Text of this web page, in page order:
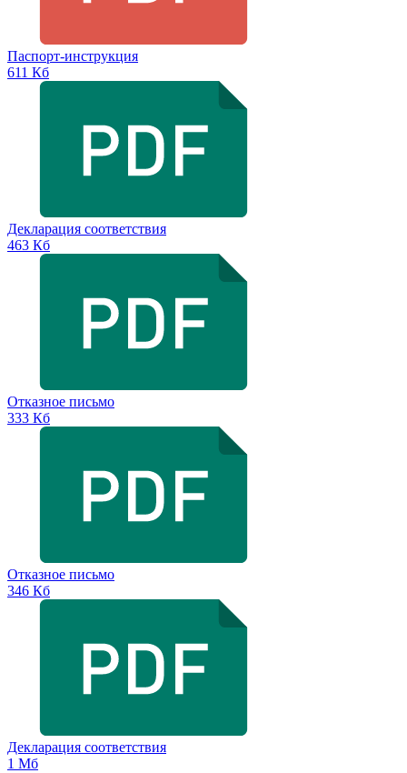
Паспорт-инструкция
611 Кб
Декларация соответствия
463 Кб
Отказное письмо
333 Кб
Отказное письмо
346 Кб
Декларация соответствия
1 Мб